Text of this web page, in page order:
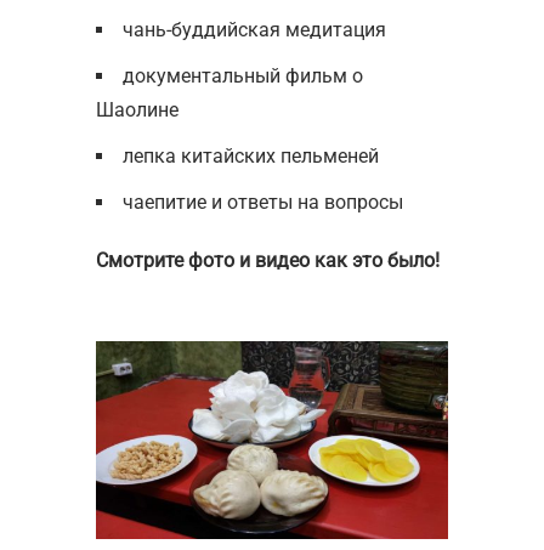
чань-буддийская медитация
документальный фильм о
Шаолине
лепка китайских пельменей
чаепитие и ответы на вопросы
Смотрите фото и видео как это было!